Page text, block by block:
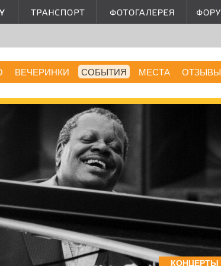
ВЕЧЕРИНКИ СОБЫТИЯ МЕСТА ОТЗЫВЫ
КОНЦЕРТЫ